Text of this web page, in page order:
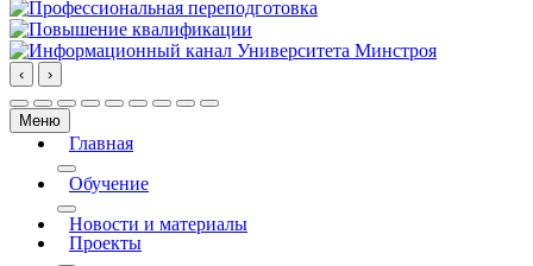
‹ ›
Меню
Главная
More about: Главная
Обучение
More about: Обучение
Новости и материалы
Проекты